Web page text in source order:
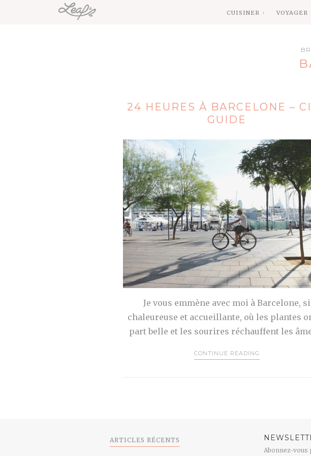
CUISINER VOYAGER
24 HEURES À BARCELONE –
GUIDE
Je vous emmène avec moi à Barcelone, si
chaleureuse et accueillante, où les plantes
part belle et les sourires réchauffent les
CONTINUE READING
ARTICLES RÉCENTS
Abonnez-